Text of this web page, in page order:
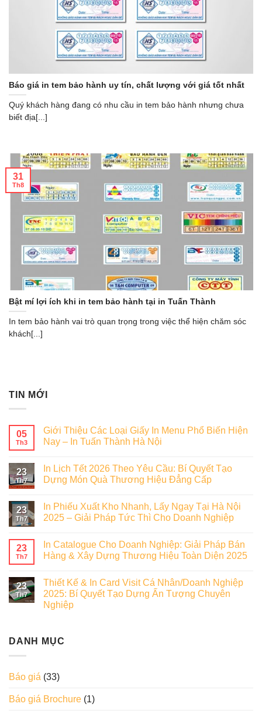
Báo giá in tem bảo hành uy tín, chất lượng với giá tốt nhất
Quý khách hàng đang có nhu cầu in tem bảo hành nhưng chưa
biết địa[...]
Bật mí lợi ích khi in tem bảo hành tại in Tuấn Thành
In tem bảo hành vai trò quan trọng trong việc thể hiện chăm sóc
khách[...]
31
Th8
TIN MỚI
05
Th3
Giới Thiệu Các Loại Giấy In Menu Phổ Biến Hiện
Nay – In Tuấn Thành Hà Nội
23
Th7
In Lịch Tết 2026 Theo Yêu Cầu: Bí Quyết Tạo
Dựng Món Quà Thương Hiệu Đẳng Cấp
23
Th7
In Phiếu Xuất Kho Nhanh, Lấy Ngay Tại Hà Nội
2025 – Giải Pháp Tức Thì Cho Doanh Nghiệp
23
Th7
In Catalogue Cho Doanh Nghiệp: Giải Pháp Bán
Hàng & Xây Dựng Thương Hiệu Toàn Diện 2025
23
Th7
Thiết Kế & In Card Visit Cá Nhân/Doanh Nghiệp
2025: Bí Quyết Tạo Dựng Ấn Tượng Chuyên
Nghiệp
DANH MỤC
Báo giá (33)
Báo giá Brochure (1)